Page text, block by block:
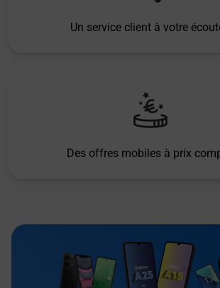
Un service client à votre
Des offres mobiles à prix